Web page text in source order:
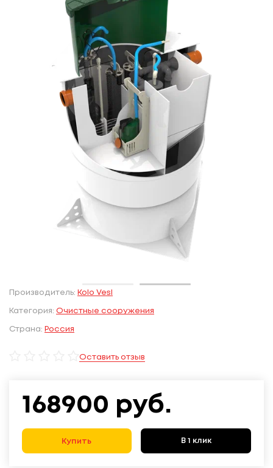
Производитель: Kolo VesI
Категория: Очистные сооружения
Страна: Россия
Оставить отзыв
168900 руб.
Купить В 1 клик